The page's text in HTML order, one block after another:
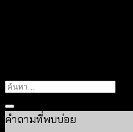
คำถามที่พบบ่อย